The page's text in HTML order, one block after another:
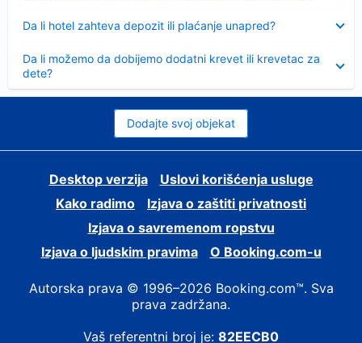
Da li hotel zahteva depozit ili plaćanje unapred?
Da li možemo da dobijemo dodatni krevet ili krevetac za
dete?
Dodajte svoj objekat
Desktop verzija
Uslovi korišćenja usluge
Kako radimo
Izjava o zaštiti privatnosti
Izjava o savremenom ropstvu
Izjava o ljudskim pravima
О Booking.com-u
Autorska prava © 1996–2026 Booking.com™. Sva
prava zadržana.
Vaš referentni broj je: 82EECB0